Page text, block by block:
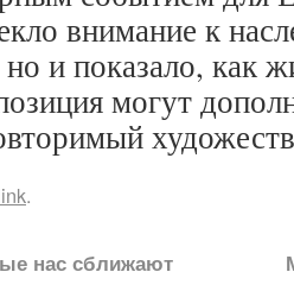
внимание к
и показало, как
могут
.
нас сближают